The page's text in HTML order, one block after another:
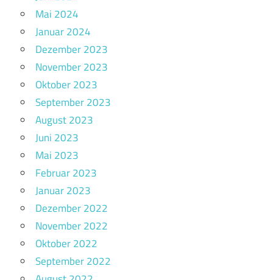
Mai 2024
Januar 2024
Dezember 2023
November 2023
Oktober 2023
September 2023
August 2023
Juni 2023
Mai 2023
Februar 2023
Januar 2023
Dezember 2022
November 2022
Oktober 2022
September 2022